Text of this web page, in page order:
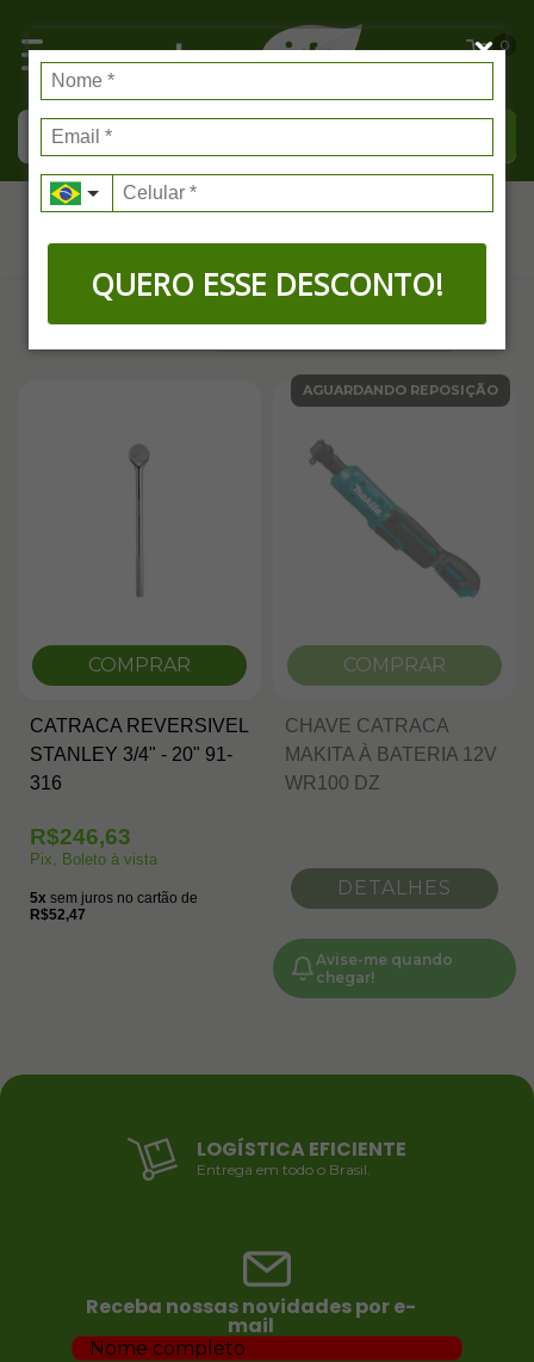
QUERO ESSE DESCONTO!
0
Catraca
FILTRAR
COMPRAR
CATRACA REVERSIVEL
STANLEY 3/4" - 20" 91-
316
R$246,63
Pix, Boleto à vista
5x sem juros no cartão de
R$52,47
AGUARDANDO REPOSIÇÃO
COMPRAR
CHAVE CATRACA
MAKITA À BATERIA 12V
WR100 DZ
DETALHES
Avise-me quando
chegar!
LOGÍSTICA EFICIENTE
Entrega em todo o Brasil.
Receba nossas novidades por e-
mail